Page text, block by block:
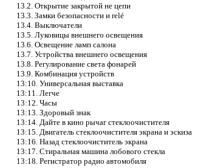
13.2. Открытие закрытой не цепи
13.3. Замки безопасности и relé
13.4. Выключатели
13.5. Луковицы внешнего освещения
13.6. Освещение ламп салона
13.7. Устройства внешнего освещения
13.8. Регулирование света фонарей
13.9. Комбинация устройств
13:10. Универсальная выставка
13:11. Легче
13:12. Часы
13:13. Здоровый знак
13:14. Дайте в кино рычаг стеклоочистителя
13:15. Двигатель стеклоочистителя экрана и эскиза
13:16. Назад стеклоочиститель экрана
13:17. Стиральная машина лобового стекла
13:18. Регистратор радио автомобиля